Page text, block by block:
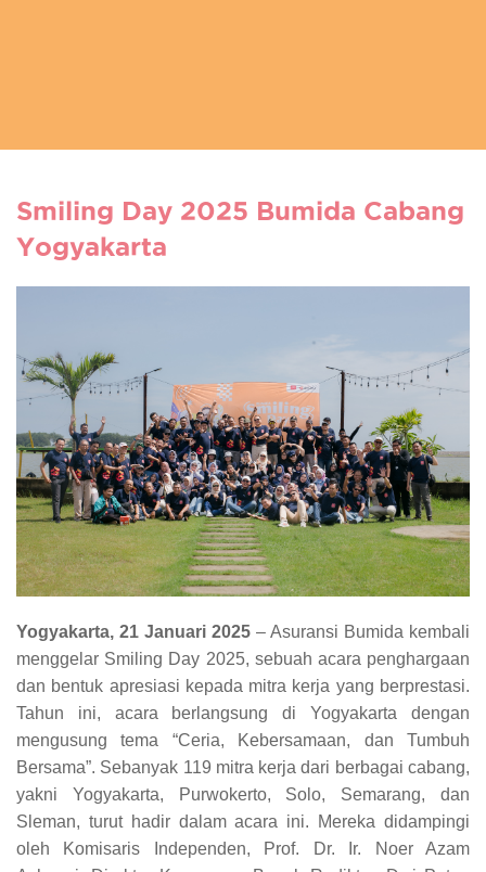
Smiling Day 2025 Bumida Cabang
Yogyakarta
Yogyakarta, 21 Januari 2025 – Asuransi Bumida kembali
menggelar Smiling Day 2025, sebuah acara penghargaan
dan bentuk apresiasi kepada mitra kerja yang berprestasi.
Tahun ini, acara berlangsung di Yogyakarta dengan
mengusung tema “Ceria, Kebersamaan, dan Tumbuh
Bersama”. Sebanyak 119 mitra kerja dari berbagai cabang,
yakni Yogyakarta, Purwokerto, Solo, Semarang, dan
Sleman, turut hadir dalam acara ini. Mereka didampingi
oleh Komisaris Independen, Prof. Dr. Ir. Noer Azam